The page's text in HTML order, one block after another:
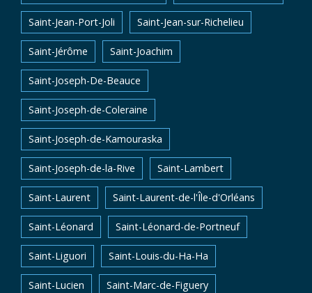
Saint-Jean-Port-Joli Saint-Jean-sur-Richelieu
Saint-Jérôme Saint-Joachim
Saint-Joseph-De-Beauce
Saint-Joseph-de-Coleraine
Saint-Joseph-de-Kamouraska
Saint-Joseph-de-la-Rive Saint-Lambert
Saint-Laurent Saint-Laurent-de-l'Île-d'Orléans
Saint-Léonard Saint-Léonard-de-Portneuf
Saint-Liguori Saint-Louis-du-Ha-Ha
Saint-Lucien Saint-Marc-de-Figuery